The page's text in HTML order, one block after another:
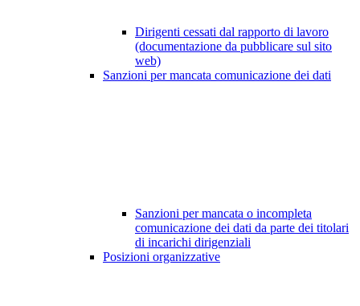
Dirigenti cessati dal rapporto di lavoro
(documentazione da pubblicare sul sito
web)
Sanzioni per mancata comunicazione dei dati
Sanzioni per mancata o incompleta
comunicazione dei dati da parte dei titolari
di incarichi dirigenziali
Posizioni organizzative